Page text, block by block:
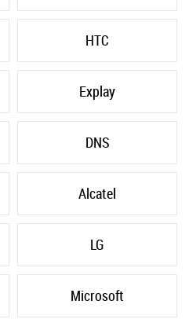
HTC
Explay
DNS
Alcatel
LG
Microsoft